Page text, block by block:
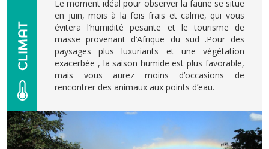
Le moment idéal pour observer la faune se situe
en juin, mois à la fois frais et calme, qui vous
évitera l’humidité pesante et le tourisme de
masse provenant d’Afrique du sud .Pour des
paysages plus luxuriants et une végétation
exacerbée , la saison humide est plus favorable,
mais vous aurez moins d’occasions de
rencontrer des animaux aux points d’eau.